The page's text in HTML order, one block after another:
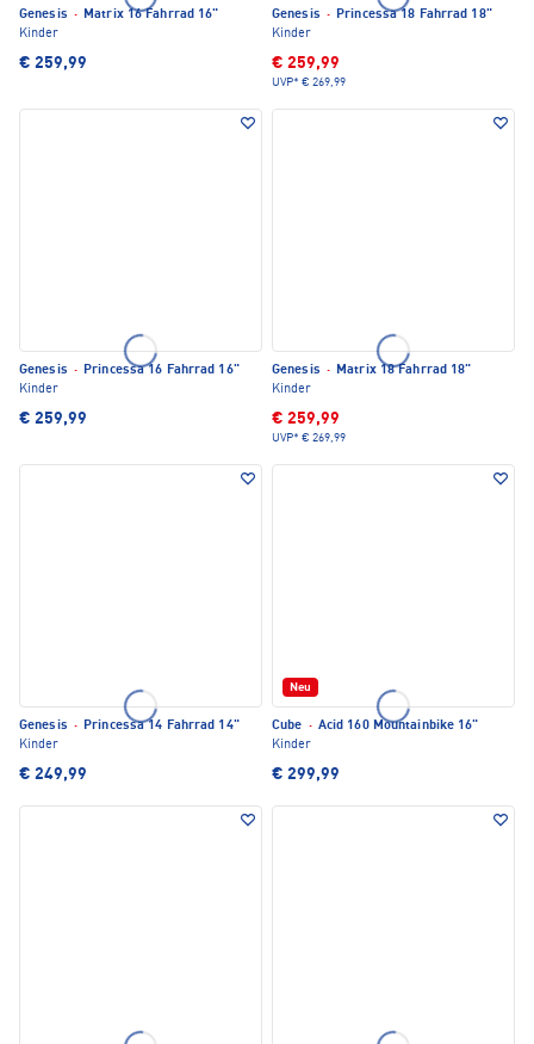
Genesis · Matrix 16 Fahrrad 16"
Kinder
€ 259,99
Genesis · Princessa 18 Fahrrad 18"
Kinder
€ 259,99
UVP* € 269,99
Genesis · Princessa 16 Fahrrad 16"
Kinder
€ 259,99
Genesis · Matrix 18 Fahrrad 18"
Kinder
€ 259,99
UVP* € 269,99
Genesis · Princessa 14 Fahrrad 14"
Kinder
€ 249,99
Neu
Cube · Acid 160 Mountainbike 16"
Kinder
€ 299,99